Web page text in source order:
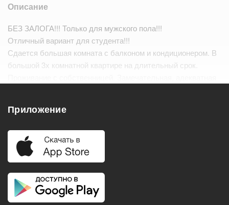
Описание
БЕЗ ЗАЛОГА!!! Только для мужского пола!!!
Отличный вариант для студента!!!
Сдается большая комната с балконом и кондиционером. В
большой 3х комнатной квартире на длительный срок.
Удобства
Балкон
Телевизор
Приложение